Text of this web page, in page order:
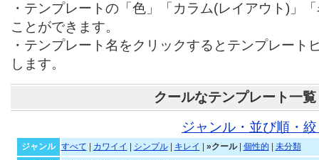
・テンプレートの「色」「カラム(レイアウト)」
ことができます。
・テンプレート名をクリックするとテンプレート
します。
クールなテンプレート一覧
ジャンル・並び順・
ジャンル すべて カワイイ シンプル| キレイ »クール| 個性的
未分類